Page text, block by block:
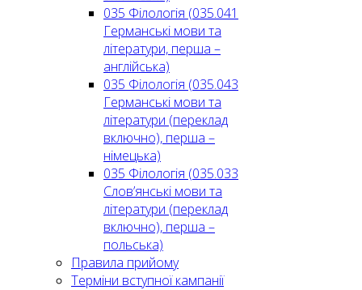
035 Філологія (035.041
Германські мови та
літератури, перша –
англійська)
035 Філологія (035.043
Германські мови та
літератури (переклад
включно), перша –
німецька)
035 Філологія (035.033
Слов’янські мови та
літератури (переклад
включно), перша –
польська)
Правила прийому
Терміни вступної кампанії